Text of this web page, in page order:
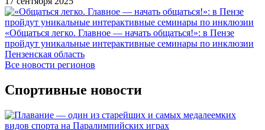
«Общаться легко. Главное — начать общаться!»: в Пензе
пройдут уникальные интерактивные семинары по инклюзии
Пензенская область
Все новости регионов
Спортивные новости